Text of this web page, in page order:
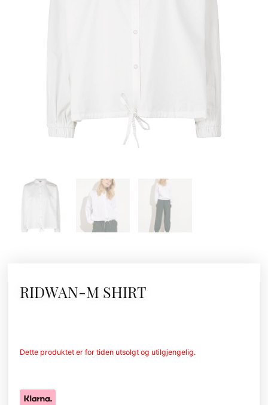
RIDWAN-M SHIRT
Dette produktet er for tiden utsolgt og utilgjengelig.